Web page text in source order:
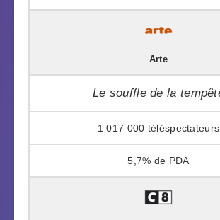
Arte
Le souffle de la
1 017 000
5,7%